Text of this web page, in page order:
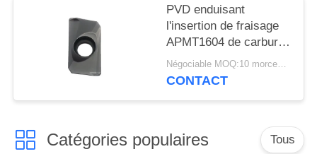
PVD enduisant
l'insertion de fraisage
APMT1604 de carbure
de haute précision
Négociable MOQ:10 morceaux
CONTACT
Catégories populaires Tous